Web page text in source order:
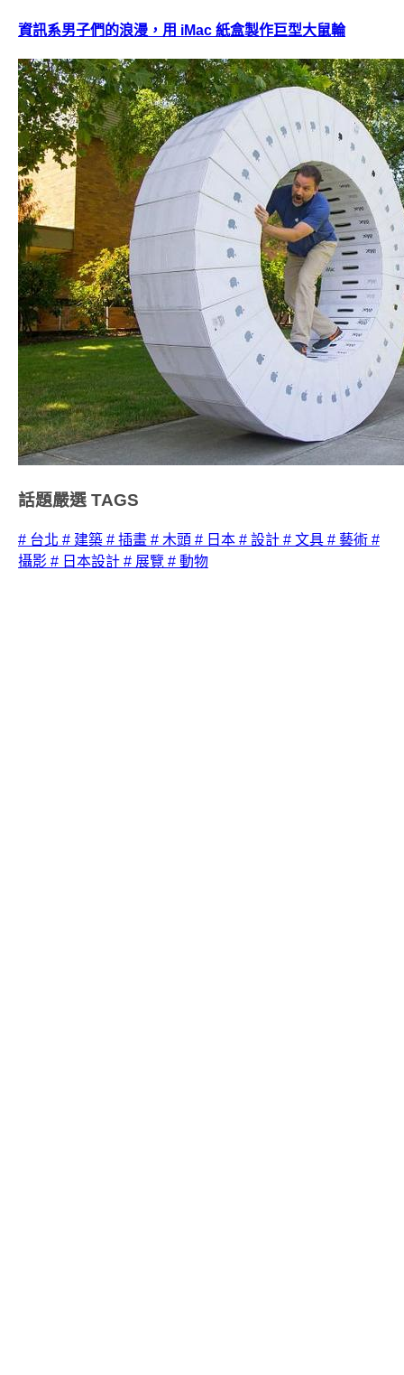
資訊系男子們的浪漫，用 iMac 紙盒製作巨型大鼠輪
話題嚴選 TAGS
# 台北 # 建築 # 插畫 # 木頭 # 日本 # 設計 # 文具 # 藝術 #
攝影 # 日本設計 # 展覽 # 動物